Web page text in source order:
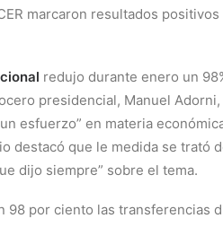
marcaron resultados
redujo durante enero un
presidencial, Manuel
esfuerzo” en materia
destacó que le medida se trató
dijo siempre” sobre el tema.
98 por ciento las transferencias